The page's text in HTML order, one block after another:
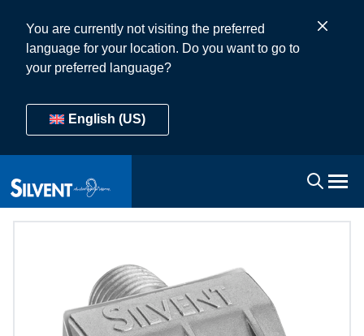
You are currently not visiting the preferred
language for your location. Do you want to go to
your preferred language?
English (US)